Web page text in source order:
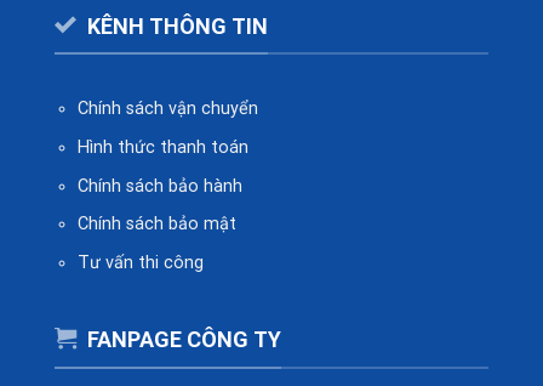
KÊNH THÔNG TIN
Chính sách vận chuyển
Hình thức thanh toán
Chính sách bảo hành
Chính sách bảo mật
Tư vấn thi công
FANPAGE CÔNG TY